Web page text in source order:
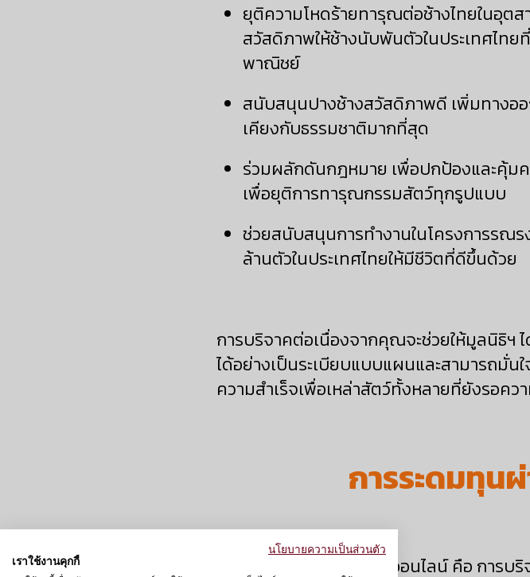
ยุติความโหดร้ายทารุณต่อช้างไทยในอุตส
สวัสดิภาพให้ช้างนับพันตัวในประเทศไทย
พาณิชย์
สนับสนุนปางช้างสวัสดิภาพดี เพิ่มทางออ
เคียงกับธรรมชาติมากที่สุด
ร่วมผลักดันกฎหมาย เพื่อปกป้องและคุ้มค
เพื่อยุติการทารุณกรรมสัตว์ทุกรูปแบบ
ช่วยสนับสนุนการทำงานในโครงการรณ
ล้านตัวในประเทศไทยให้มีชีวิตที่ดีขึ้นด้วย
การบริจาคต่อเนื่องจากคุณจะช่วยให้มูลนิธิฯ
ได้อย่างเป็นระเบียบแบบแผนและสามารถมั่นใ
ความสำเร็จเพื่อเหล่าสัตว์ทั้งหลายที่ยังรอคว
การระดมทุน
การระดมทุนผ่านช่องทางออนไลน์ คือ การ
นโยบายความเป็นส่วนตัว
เราใช้งานคุกกี้